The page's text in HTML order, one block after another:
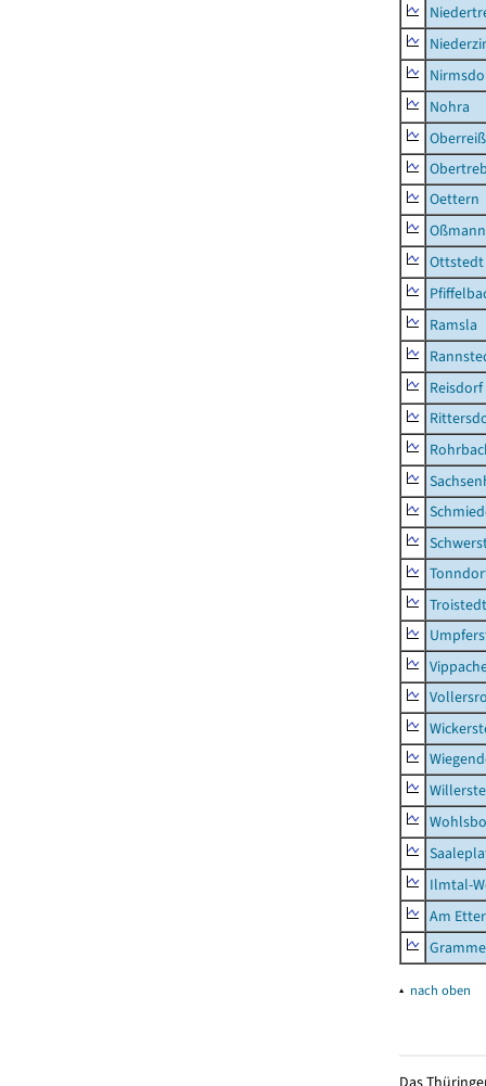
Nohra
Oettern
Ottstedt
Ramsla
Reisdorf
Troistedt
Ilmtal-
Am
▴ nach oben